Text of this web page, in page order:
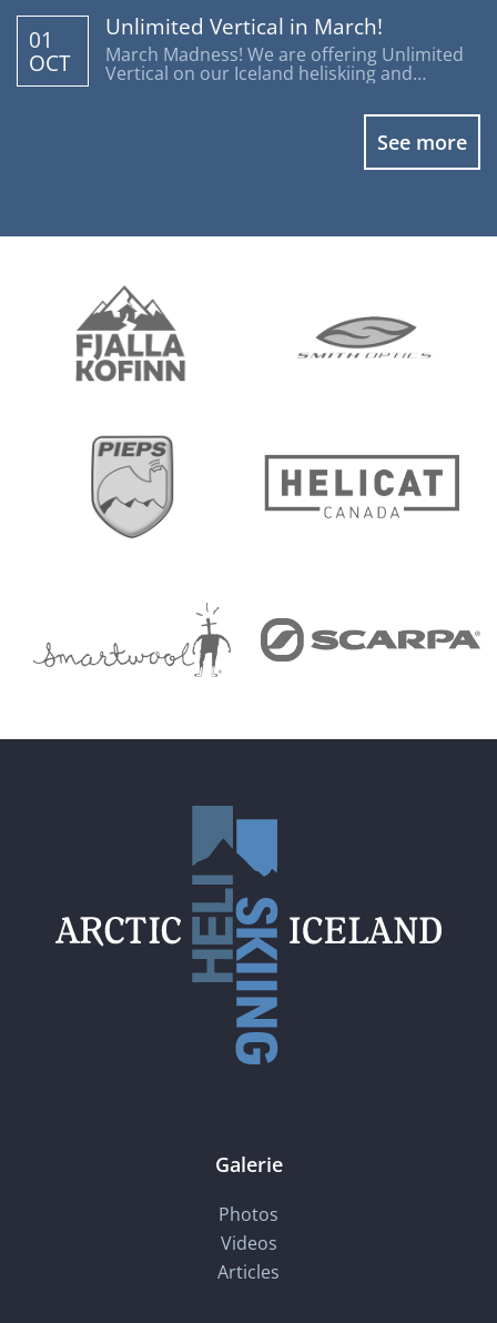
01
OCT
Unlimited Vertical in March!
March Madness! We are offering Unlimited
Vertical on our Iceland heliskiing and
See more
Galerie
Photos
Videos
Articles